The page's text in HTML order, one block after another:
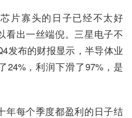
片寡头的日子已经不太好
看出一丝端倪。三星电子不
发布的财报显示，半导体业
24%，利润下滑了97%，是
年每个季度都盈利的日子结